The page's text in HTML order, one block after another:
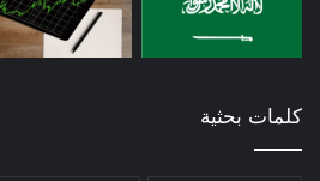
كلمات بحثية